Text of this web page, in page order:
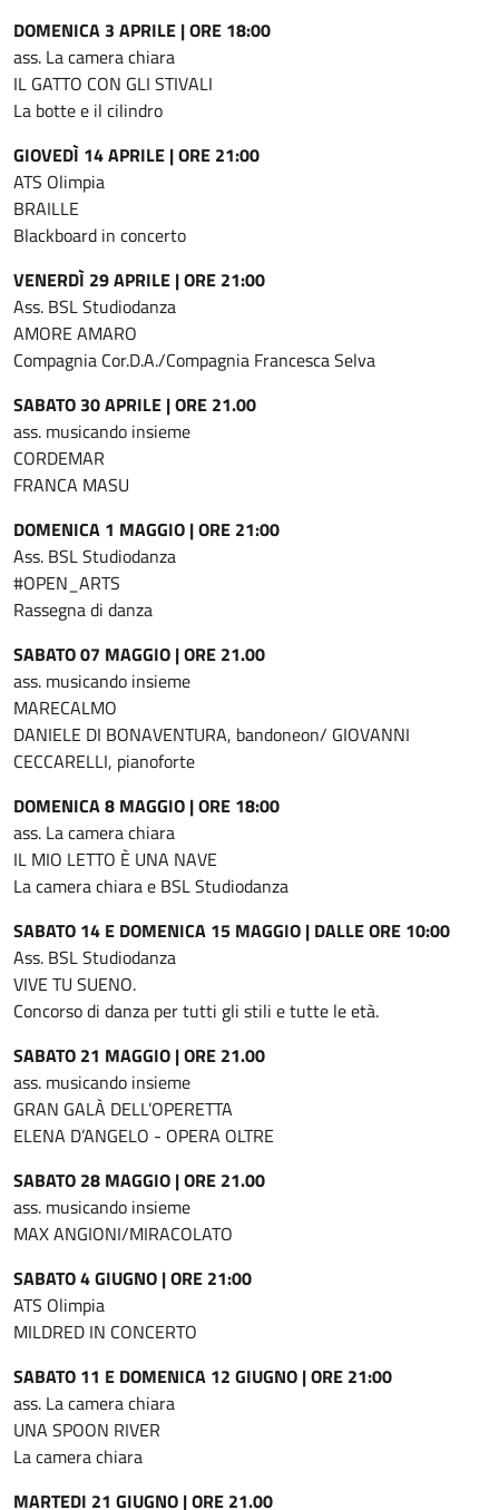
DOMENICA 3 APRILE | ORE 18:00
ass. La camera chiara
IL GATTO CON GLI STIVALI
La botte e il cilindro
GIOVEDÌ 14 APRILE | ORE 21:00
ATS Olimpia
BRAILLE
Blackboard in concerto
VENERDÌ 29 APRILE | ORE 21:00
Ass. BSL Studiodanza
AMORE AMARO
Compagnia Cor.D.A./Compagnia Francesca Selva
SABATO 30 APRILE | ORE 21.00
ass. musicando insieme
CORDEMAR
FRANCA MASU
DOMENICA 1 MAGGIO | ORE 21:00
Ass. BSL Studiodanza
#OPEN_ARTS
Rassegna di danza
SABATO 07 MAGGIO | ORE 21.00
ass. musicando insieme
MARECALMO
DANIELE DI BONAVENTURA, bandoneon/ GIOVANNI
CECCARELLI, pianoforte
DOMENICA 8 MAGGIO | ORE 18:00
ass. La camera chiara
IL MIO LETTO È UNA NAVE
La camera chiara e BSL Studiodanza
SABATO 14 E DOMENICA 15 MAGGIO | DALLE ORE 10:00
Ass. BSL Studiodanza
VIVE TU SUENO.
Concorso di danza per tutti gli stili e tutte le età.
SABATO 21 MAGGIO | ORE 21.00
ass. musicando insieme
GRAN GALÀ DELL’OPERETTA
ELENA D’ANGELO - OPERA OLTRE
SABATO 28 MAGGIO | ORE 21.00
ass. musicando insieme
MAX ANGIONI/MIRACOLATO
SABATO 4 GIUGNO | ORE 21:00
ATS Olimpia
MILDRED IN CONCERTO
SABATO 11 E DOMENICA 12 GIUGNO | ORE 21:00
ass. La camera chiara
UNA SPOON RIVER
La camera chiara
MARTEDI 21 GIUGNO | ORE 21.00